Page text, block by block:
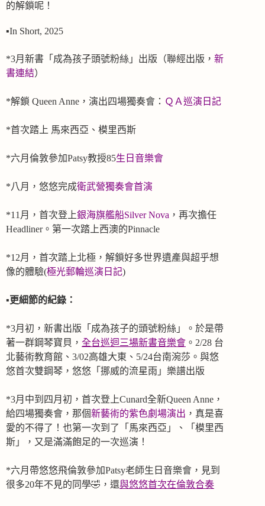
的解鎖呢！
▪️In Short, 2025
*3月新書「成為孩子頭號粉絲」出版（聯經出版， 新
書連結）
*解鎖 Queen Anne，演出四場獨奏會： ＱＡ巡演日記
*首次踏上 馬來西亞、模里西斯
*六月倫敦參加Patsy教授85生日音樂會
*八月，悠悠完成衛武營獨奏會首演
*11月，首次登上銀海旗艦船Silver Nova ，再次擔任
Headliner。第一次踏上西澳的Pinnacle
*12月，首次踏上北極，解鎖好多世界遺產與超乎想
像的體驗(極光郵輪巡演日記)
▪️更細節的紀錄：
*3月初，新書出版「成為孩子的頭號粉絲」。於是帶
著一群鋼琴寶貝， 全台巡迴三場新書音樂會 。2/28 台
北藝術教育館、3/02高雄大東、5/24台南涴莎。與悠
悠首次雙鋼琴，悠悠「挪威的流星雨」樂譜出版
*3月中到四月初，首次登上Cunard全新Queen Anne，
給四場獨奏會，那個新藝術的紫色劇場演出 ，真是喜
愛的不得了！也第一次到了「馬來西亞」、「模里西
斯」，又是滿滿飽足的一次巡演！
*六月帶悠悠飛倫敦參加Patsy老師生日音樂會，見到
很多20年不見的同學🤣，還與悠悠首次在倫敦合奏